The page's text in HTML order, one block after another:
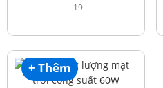
19
+ Thêm